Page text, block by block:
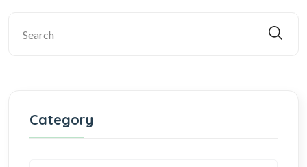
Category